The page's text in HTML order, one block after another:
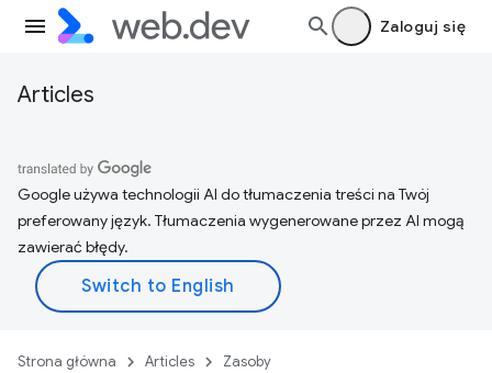
Zaloguj się
Articles
Google używa technologii AI do tłumaczenia treści na Twój
preferowany język. Tłumaczenia wygenerowane przez AI mogą
zawierać błędy.
Strona główna Articles
Zasoby